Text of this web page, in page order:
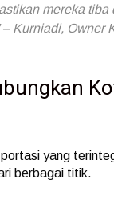
mereka
Kurniadi, Owner
yang
berbagai titik.